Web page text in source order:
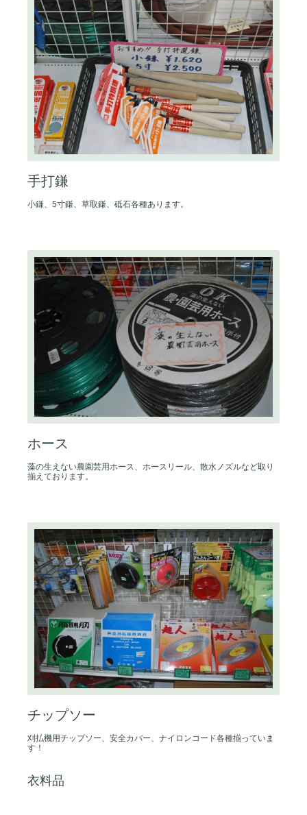
手打鎌
小鎌、5寸鎌、草取鎌、砥石各種あります。
ホース
藻の生えない農園芸用ホース、ホースリール、散水ノズルなど取り
揃えております。
チップソー
刈払機用チップソー、安全カバー、ナイロンコード各種揃っていま
す！
衣料品